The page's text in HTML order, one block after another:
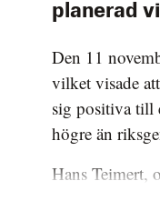
planerad
Den 11
vilket visade
sig positiva till
högre än
Hans Teimert,